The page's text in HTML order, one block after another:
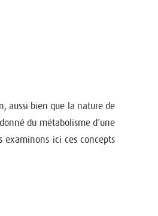
aussi bien que la nature de
du métabolisme d’une
ici ces concepts